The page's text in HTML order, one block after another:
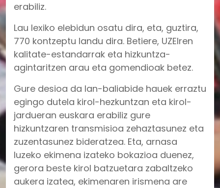
erabiliz.
Lau lexiko elebidun osatu dira, eta, guztira,
770 kontzeptu landu dira. Betiere, UZEIren
kalitate-estandarrak eta hizkuntza-
agintaritzen arau eta gomendioak betez.
Gure desioa da lan-baliabide hauek erraztu
egingo dutela kirol-hezkuntzan eta kirol-
jardueran euskara erabiliz gure
hizkuntzaren transmisioa zehaztasunez eta
zuzentasunez bideratzea. Eta, arnasa
luzeko ekimena izateko bokazioa duenez,
gerora beste kirol batzuetara zabaltzeko
aukera izatea, ekimenaren irismena are